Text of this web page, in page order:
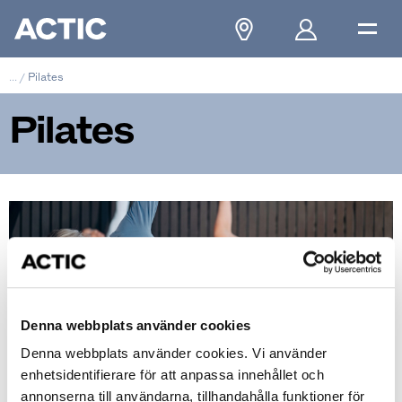
Denna webbplats använder cookies
Denna webbplats använder cookies. Vi använder
enhetsidentifierare för att anpassa innehållet och
annonserna till användarna, tillhandahålla funktioner för
/ Pilates
Pilates